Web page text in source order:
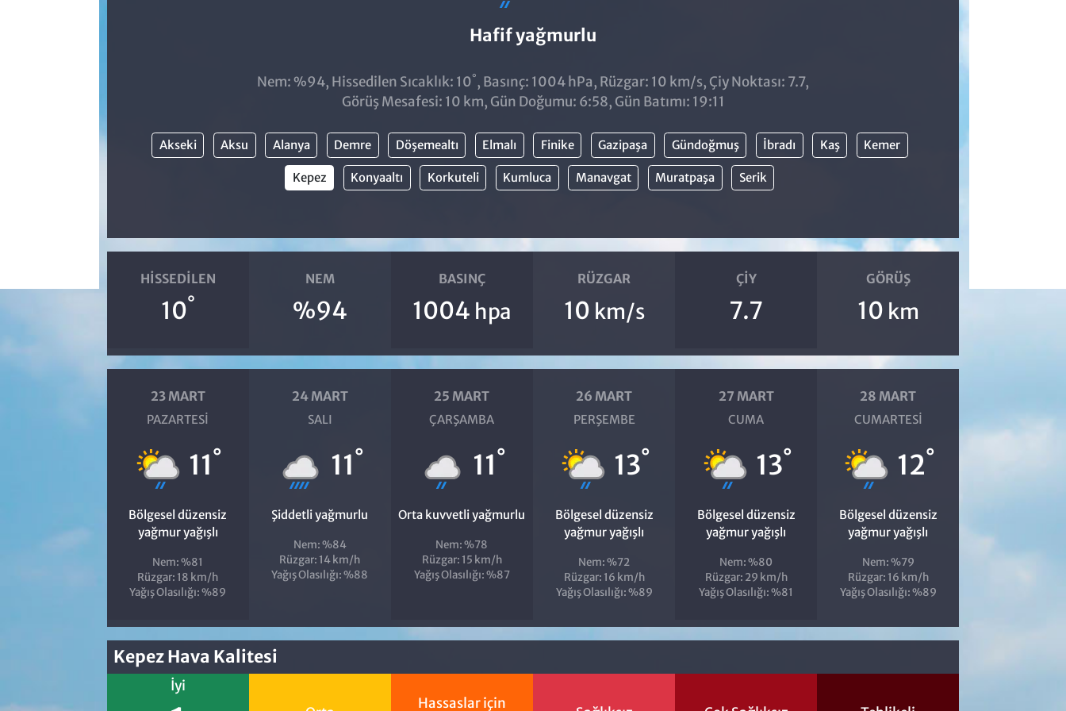
Hafif yağmurlu
Nem: %94, Hissedilen Sıcaklık: 10°, Basınç: 1004 hPa, Rüzgar: 10 km/s, Çiy Noktası: 7.7,
Görüş Mesafesi: 10 km, Gün Doğumu: 6:58, Gün Batımı: 19:11
Akseki Aksu Alanya Demre Döşemealtı Elmalı Finike Gazipaşa Gündoğmuş İbradı Kaş Kemer
Kepez Konyaaltı Korkuteli Kumluca Manavgat Muratpaşa Serik
HISSEDILEN
10°
NEM
%94
BASINÇ
1004 hpa
RÜZGAR
10 km/s
ÇIY
7.7
GÖRÜŞ
10 km
23 MART
PAZARTESI
11°
Bölgesel düzensiz
yağmur yağışlı
Nem: %81
Rüzgar: 18 km/h
Yağış Olasılığı: %89
24 MART
SALI
11°
Şiddetli yağmurlu
Nem: %84
Rüzgar: 14 km/h
Yağış Olasılığı: %88
25 MART
ÇARŞAMBA
11°
Orta kuvvetli yağmurlu
Nem: %78
Rüzgar: 15 km/h
Yağış Olasılığı: %87
26 MART
PERŞEMBE
13°
Bölgesel düzensiz
yağmur yağışlı
Nem: %72
Rüzgar: 16 km/h
Yağış Olasılığı: %89
27 MART
CUMA
13°
Bölgesel düzensiz
yağmur yağışlı
Nem: %80
Rüzgar: 29 km/h
Yağış Olasılığı: %81
28 MART
CUMARTESI
12°
Bölgesel düzensiz
yağmur yağışlı
Nem: %79
Rüzgar: 16 km/h
Yağış Olasılığı: %89
Kepez Hava Kalitesi
İyi
Hassaslar için